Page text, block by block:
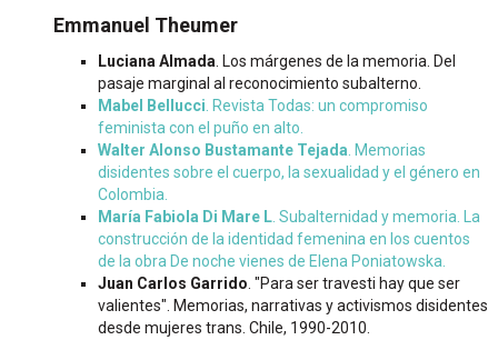
Emmanuel Theumer
Luciana Almada. Los márgenes de la memoria. Del
pasaje marginal al reconocimiento subalterno.
Mabel Bellucci. Revista Todas: un compromiso
feminista con el puño en alto.
Walter Alonso Bustamante Tejada. Memorias
disidentes sobre el cuerpo, la sexualidad y el género en
Colombia.
María Fabiola Di Mare L. Subalternidad y memoria. La
construcción de la identidad femenina en los cuentos
de la obra De noche vienes de Elena Poniatowska.
Juan Carlos Garrido. "Para ser travesti hay que ser
valientes". Memorias, narrativas y activismos disidentes
desde mujeres trans. Chile, 1990-2010.